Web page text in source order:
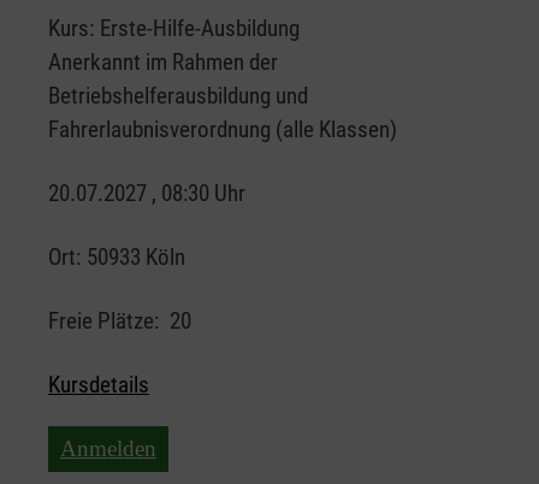
Kurs: Erste-Hilfe-Ausbildung
Anerkannt im Rahmen der
Betriebshelferausbildung und
Fahrerlaubnisverordnung (alle Klassen)
20.07.2027 , 08:30 Uhr
Ort: 50933 Köln
Freie Plätze: 20
Kursdetails
Anmelden